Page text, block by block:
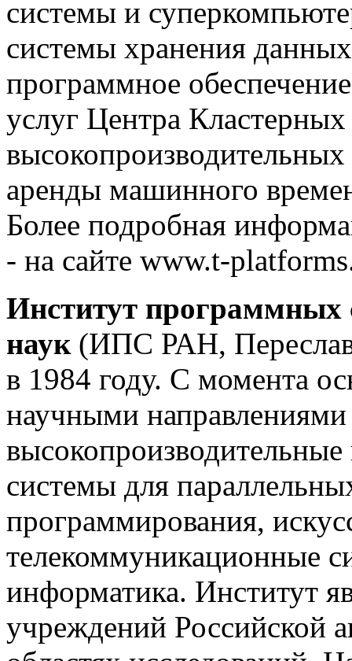
системы и
системы хранения
программное
услуг Центра
аренды машинного
Более подробная
- на сайте www.t-
Институт программных
наук(ИПС РАН,
в 1984 году. С момента
научными направлениями
системы для
программирования,
телекоммуникационные
информатика. Институт
учреждений Российской